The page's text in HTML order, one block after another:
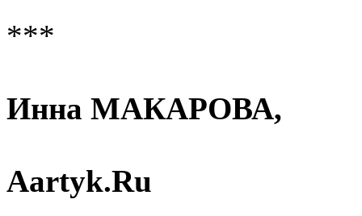
***
Инна МАКАРОВА,
Aartyk.Ru